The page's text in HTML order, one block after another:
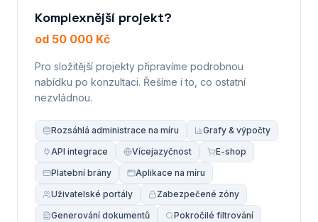
Komplexnější projekt?
od 50 000 Kč
Pro složitější projekty připravíme podrobnou
nabídku po konzultaci. Řešíme i to, co ostatní
nezvládnou.
Rozsáhlá administrace na míru
Grafy & výpočty
API integrace
Vícejazyčnost
E-shop
Platební brány
Aplikace na míru
Uživatelské portály
Zabezpečené zóny
Generování dokumentů
Pokročilé filtrování